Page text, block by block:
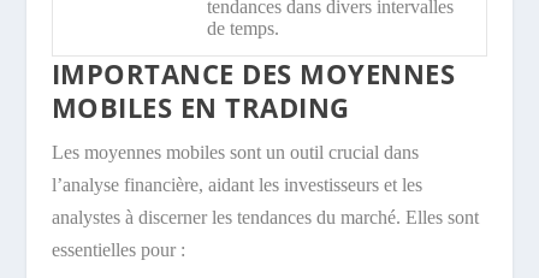
tendances dans divers intervalles
de temps.
IMPORTANCE DES MOYENNES
MOBILES EN TRADING
Les moyennes mobiles sont un outil crucial dans
l’analyse financière, aidant les investisseurs et les
analystes à discerner les tendances du marché. Elles sont
essentielles pour :